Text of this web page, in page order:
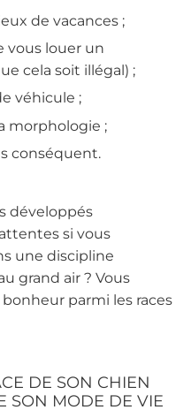
de vacances ;
vous louer un
cela soit illégal) ;
véhicule ;
morphologie ;
conséquent.
développés
si vous
une discipline
grand air ? Vous
parmi les races
DE SON CHIEN
SON MODE DE VIE